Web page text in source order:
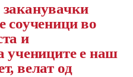
соученици во
и
учениците e наш
велат од